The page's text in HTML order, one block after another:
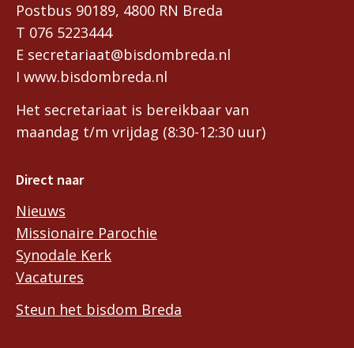
Postbus 90189, 4800 RN Breda
T 076 5223444
E secretariaat@bisdombreda.nl
I www.bisdombreda.nl
Het secretariaat is bereikbaar van
maandag t/m vrijdag (8:30-12:30 uur)
Direct naar
Nieuws
Missionaire Parochie
Synodale Kerk
Vacatures
Steun het bisdom Breda